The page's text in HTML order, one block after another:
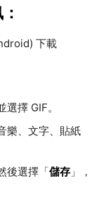
下載
選擇 GIF。
樂、文字、貼紙
後選擇「儲存 」，